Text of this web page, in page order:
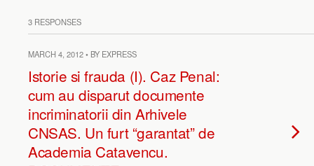
3 RESPONSES
MARCH 4, 2012 • BY EXPRESS
Istorie si frauda (I). Caz Penal:
cum au disparut documente
incriminatorii din Arhivele
CNSAS. Un furt “garantat” de
Academia Catavencu.